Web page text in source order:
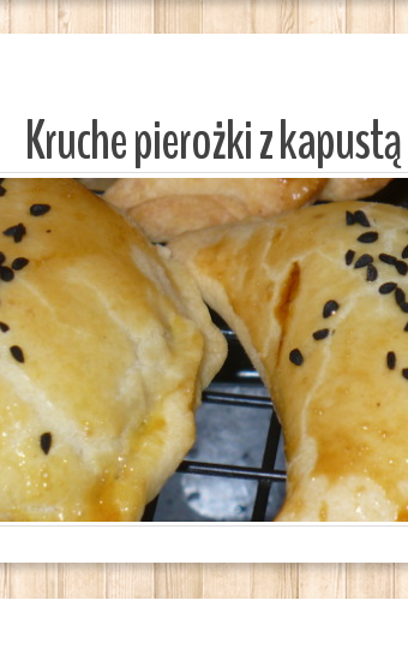
Kruche pierożki z